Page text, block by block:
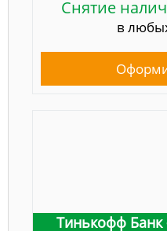
Снятие
в
Тинькофф Банк